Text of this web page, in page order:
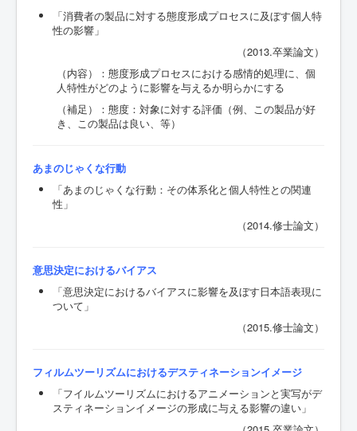
「消費者の製品に対する態度形成プロセスに及ぼす個人特
性の影響」
（2013.卒業論文）
（内容）：態度形成プロセスにおける感情的処理に、個
人特性がどのように影響を与えるか明らかにする
（補足）：態度：対象に対する評価（例、この製品が好
き、この製品は良い、等）
あまのじゃくな行動
「あまのじゃくな行動：その体系化と個人特性との関連
性」
（2014.修士論文）
意思決定におけるバイアス
「意思決定におけるバイアスに影響を及ぼす日本語表現に
ついて」
（2015.修士論文）
フィルムツーリズムにおけるデスティネーションイメージ
「フイルムツーリズムにおけるアニメーションと実写がデ
スティネーションイメージの形成に与える影響の違い」